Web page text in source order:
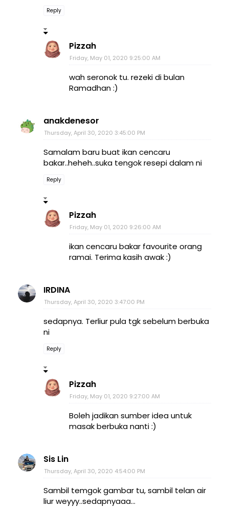
Reply
Pizzah
Friday, May 01, 2020 9:25:00 AM
wah seronok tu. rezeki di bulan
Ramadhan :)
anakdenesor
Thursday, April 30, 2020 3:45:00 PM
Samalam baru buat ikan cencaru
bakar..heheh..suka tengok resepi dalam ni
Reply
Pizzah
Friday, May 01, 2020 9:26:00 AM
ikan cencaru bakar favourite orang
ramai. Terima kasih awak :)
IRDINA
Thursday, April 30, 2020 3:47:00 PM
sedapnya. Terliur pula tgk sebelum berbuka
ni
Reply
Pizzah
Friday, May 01, 2020 9:27:00 AM
Boleh jadikan sumber idea untuk
masak berbuka nanti :)
Sis Lin
Thursday, April 30, 2020 4:54:00 PM
Sambil temgok gambar tu, sambil telan air
liur weyyy..sedapnyaaa...